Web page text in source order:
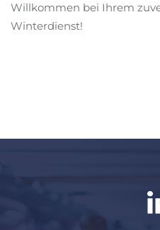
Willkommen bei Ihrem
Winterdienst!